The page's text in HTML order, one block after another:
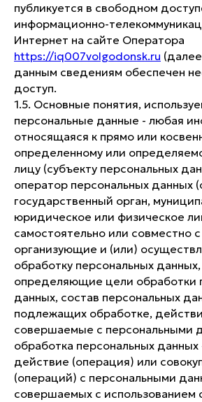
публикуется в свободном
информационно-
Интернет на сайте Оператора
https://iq007volgodonsk.ru
данным сведениям обеспечен
доступ.
1.5. Основные понятия,
персональные данные - любая
относящаяся к прямо или
определенному или
лицу (субъекту персональных
оператор персональных данных
государственный орган,
юридическое или физическое
самостоятельно или совместно
организующие и (или)
обработку персональных
определяющие цели обработки
данных, состав персональных
подлежащих обработке,
совершаемые с персональными
обработка персональных
действие (операция) или
(операций) с персональными
совершаемых с использованием